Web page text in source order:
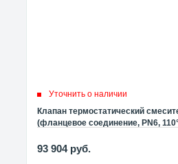
Уточнить о наличии
Клапан термостатический
(фланцевое соединение, PN6,
93 904 руб.